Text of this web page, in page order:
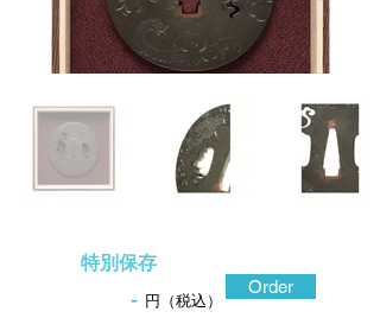
特別保存
- 円（税込）
Order